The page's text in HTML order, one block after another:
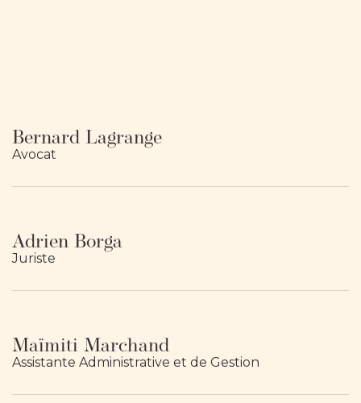
Bernard Lagrange
Avocat
Adrien Borga
Juriste
Maïmiti Marchand
Assistante Administrative et de Gestion